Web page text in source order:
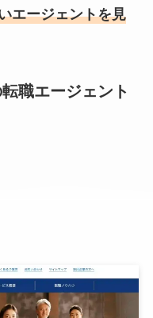
エージェントを見
職エージェント